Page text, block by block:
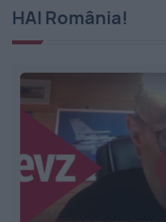
HAI România!